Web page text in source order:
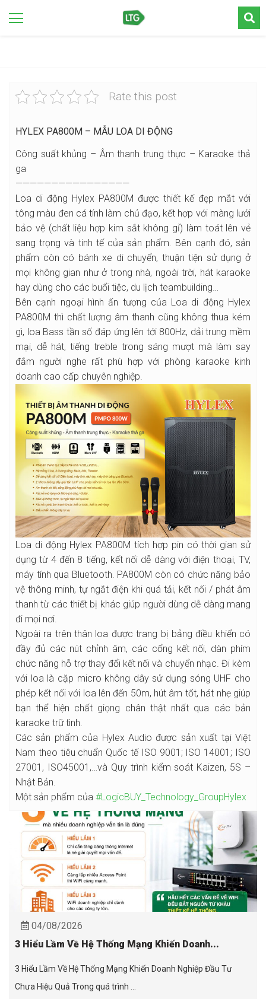
Rate this post
HYLEX PA800M – MẪU LOA DI ĐỘNG
Công suất khủng – Âm thanh trung thực – Karaoke thả
ga
————————————————
Loa di động Hylex PA800M được thiết kế đẹp mắt với
tông màu đen cá tính làm chủ đạo, kết hợp với màng lưới
bảo vệ (chất liệu hợp kim sắt không gỉ) làm toát lên vẻ
sang trọng và tinh tế của sản phẩm. Bên cạnh đó, sản
phẩm còn có bánh xe di chuyển, thuận tiện sử dụng ở
mọi không gian như ở trong nhà, ngoài trời, hát karaoke
hay dùng cho các buổi tiệc, du lịch teambuilding…
Bên cạnh ngoại hình ấn tượng của Loa di động Hylex
PA800M thì chất lượng âm thanh cũng không thua kém
gì, loa Bass tần số đáp ứng lên tới 800Hz, dải trung mềm
mại, dễ hát, tiếng treble trong sáng mượt mà làm say
đắm người nghe rất phù hợp với phòng karaoke kinh
doanh cao cấp chuyên nghiệp.
Loa di động Hylex PA800M tích hợp pin có thời gian sử
dụng từ 4 đến 8 tiếng, kết nối dễ dàng với điện thoại, TV,
máy tính qua Bluetooth. PA800M còn có chức năng bảo
vệ thông minh, tự ngắt điện khi quá tải, kết nối / phát âm
thanh từ các thiết bị khác giúp người dùng dễ dàng mang
đi mọi nơi.
Ngoài ra trên thân loa được trang bị bảng điều khiển có
đầy đủ các nút chỉnh âm, các cổng kết nối, dàn phím
chức năng hỗ trợ thay đổi kết nối và chuyển nhạc. Đi kèm
với loa là cặp micro không dây sử dụng sóng UHF cho
phép kết nối với loa lên đến 50m, hút âm tốt, hát nhẹ giúp
bạn thể hiện chất giọng chân thật nhất qua các bản
karaoke trữ tình.
Các sản phẩm của Hylex Audio được sản xuất tại Việt
Nam theo tiêu chuẩn Quốc tế ISO 9001; ISO 14001; ISO
27001, ISO45001,…và Quy trình kiểm soát Kaizen, 5S –
Nhật Bản.
Một sản phẩm của #LogicBUY_Technology_GroupHylex
04/08/2026
3 Hiểu Lầm Về Hệ Thống Mạng Khiến Doanh...
3 Hiểu Lầm Về Hệ Thống Mạng Khiến Doanh Nghiệp Đầu Tư
Chưa Hiệu Quả Trong quá trình ...